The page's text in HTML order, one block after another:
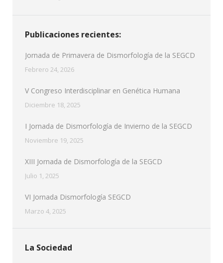
Publicaciones recientes:
Jornada de Primavera de Dismorfología de la SEGCD
Febrero 24, 2026
V Congreso Interdisciplinar en Genética Humana
Diciembre 18, 2025
I Jornada de Dismorfología de Invierno de la SEGCD
Noviembre 19, 2025
XIII Jornada de Dismorfología de la SEGCD
Julio 1, 2025
VI Jornada Dismorfología SEGCD
Marzo 4, 2025
La Sociedad